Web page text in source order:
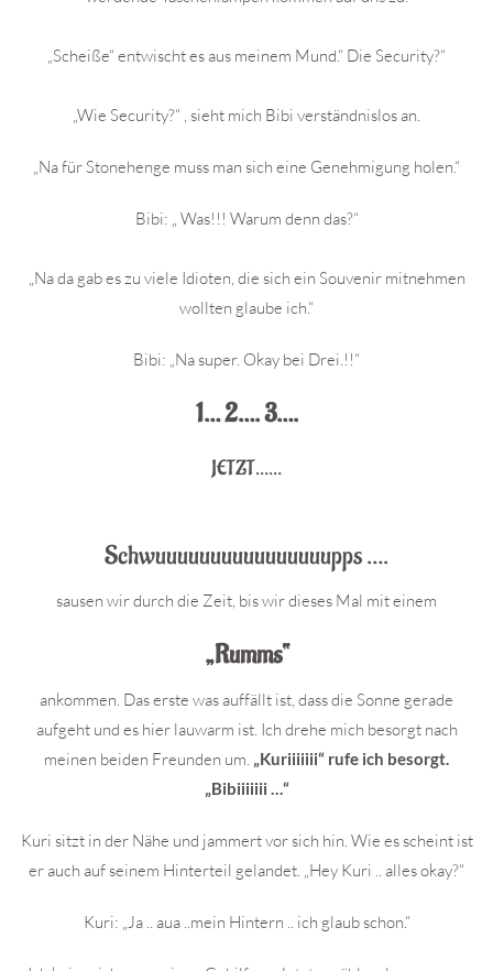
„Scheiße“ entwischt es aus meinem Mund.“ Die Security?“
„Wie Security?“ , sieht mich Bibi verständnislos an.
„Na für Stonehenge muss man sich eine Genehmigung holen.“
Bibi: „ Was!!! Warum denn das?“
„Na da gab es zu viele Idioten, die sich ein Souvenir mitnehmen
wollten glaube ich.“
Bibi: „Na super. Okay bei Drei.!!“
1… 2…. 3….
JETZT……
Schwuuuuuuuuuuuuuuuupps ….
sausen wir durch die Zeit, bis wir dieses Mal mit einem
„Rumms“
ankommen. Das erste was auffällt ist, dass die Sonne gerade
aufgeht und es hier lauwarm ist. Ich drehe mich besorgt nach
meinen beiden Freunden um. „Kuriiiiiii“ rufe ich besorgt.
„Bibiiiiiii …“
Kuri sitzt in der Nähe und jammert vor sich hin. Wie es scheint ist
er auch auf seinem Hinterteil gelandet. „Hey Kuri .. alles okay?“
Kuri: „Ja .. aua ..mein Hintern .. ich glaub schon.“